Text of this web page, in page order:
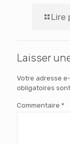
Lire
Laisser
Votre adresse
obligatoires
Commentaire *